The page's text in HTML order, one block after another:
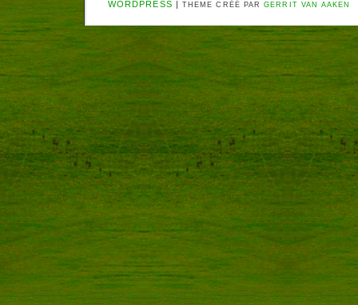
WORDPRESS | THEME CRÉÉ PARGERRIT VAN AAKEN